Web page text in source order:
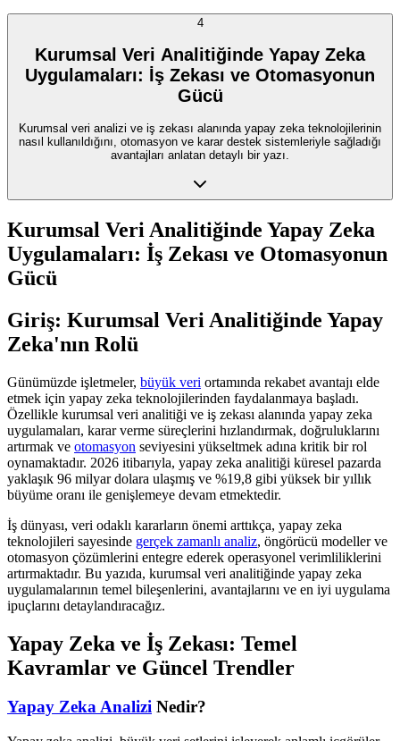
4
Kurumsal Veri Analitiğinde Yapay Zeka
Uygulamaları: İş Zekası ve Otomasyonun
Gücü
Kurumsal veri analizi ve iş zekası alanında yapay zeka teknolojilerinin
nasıl kullanıldığını, otomasyon ve karar destek sistemleriyle sağladığı
avantajları anlatan detaylı bir yazı.
Kurumsal Veri Analitiğinde Yapay Zeka
Uygulamaları: İş Zekası ve Otomasyonun
Gücü
Giriş: Kurumsal Veri Analitiğinde Yapay
Zeka'nın Rolü
Günümüzde işletmeler, büyük veri ortamında rekabet avantajı elde
etmek için yapay zeka teknolojilerinden faydalanmaya başladı.
Özellikle kurumsal veri analitiği ve iş zekası alanında yapay zeka
uygulamaları, karar verme süreçlerini hızlandırmak, doğruluklarını
artırmak ve otomasyon seviyesini yükseltmek adına kritik bir rol
oynamaktadır. 2026 itibarıyla, yapay zeka analitiği küresel pazarda
yaklaşık 96 milyar dolara ulaşmış ve %19,8 gibi yüksek bir yıllık
büyüme oranı ile genişlemeye devam etmektedir.
İş dünyası, veri odaklı kararların önemi arttıkça, yapay zeka
teknolojileri sayesinde gerçek zamanlı analiz, öngörücü modeller ve
otomasyon çözümlerini entegre ederek operasyonel verimliliklerini
artırmaktadır. Bu yazıda, kurumsal veri analitiğinde yapay zeka
uygulamalarının temel bileşenlerini, avantajlarını ve en iyi uygulama
ipuçlarını detaylandıracağız.
Yapay Zeka ve İş Zekası: Temel
Kavramlar ve Güncel Trendler
Yapay Zeka Analizi Nedir?